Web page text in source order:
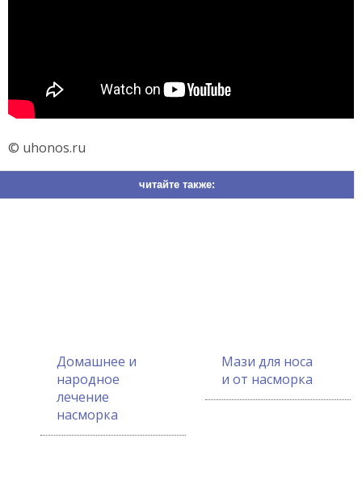
© uhonos.ru
читайте также:
Домашнее и
народное
лечение
насморка
Мази для носа
и от насморка